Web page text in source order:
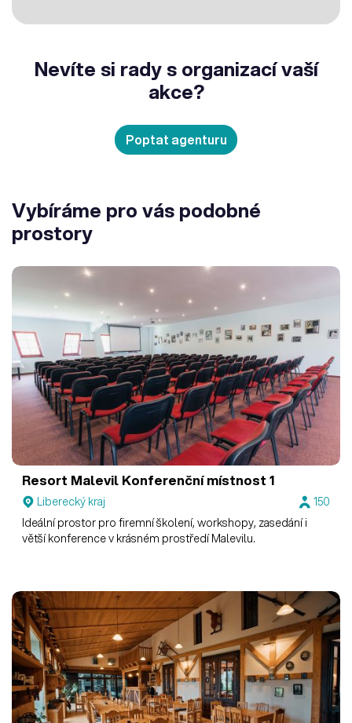
Nevíte si rady s organizací vaší
akce?
Poptat agenturu
Vybíráme pro vás podobné
prostory
Resort Malevil Konferenční místnost 1
Liberecký kraj
150
Ideální prostor pro firemní školení, workshopy, zasedání i
větší konference v krásném prostředí Malevilu.